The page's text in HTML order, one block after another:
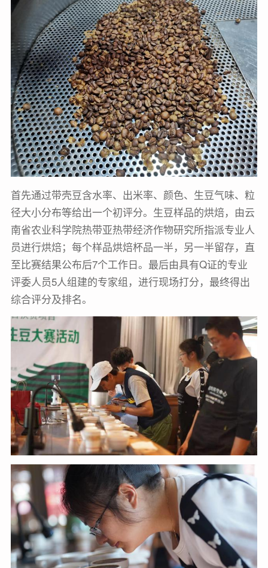
首先通过带壳豆含水率、出米率、颜色、生豆气味、粒
径大小分布等给出一个初评分。生豆样品的烘焙，由云
南省农业科学院热带亚热带经济作物研究所指派专业人
员进行烘焙；每个样品烘焙杯品一半，另一半留存，直
至比赛结果公布后7个工作日。最后由具有Q证的专业
评委人员5人组建的专家组，进行现场打分，最终得出
综合评分及排名。